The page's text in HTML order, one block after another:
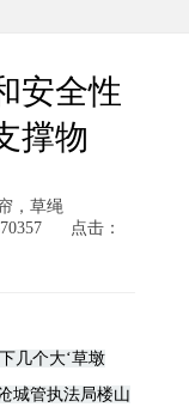
安全性
撑物
，草绳
点击：
几个大‘草墩
城管执法局楼山